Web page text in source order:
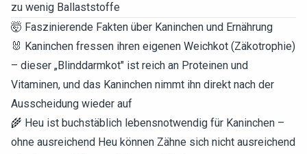
zu wenig Ballaststoffe
🤯 Faszinierende Fakten über Kaninchen und Ernährung
🐰 Kaninchen fressen ihren eigenen Weichkot (Zäkotrophie)
– dieser „Blinddarmkot" ist reich an Proteinen und
Vitaminen, und das Kaninchen nimmt ihn direkt nach der
Ausscheidung wieder auf
🌾 Heu ist buchstäblich lebensnotwendig für Kaninchen –
ohne ausreichend Heu können Zähne sich nicht ausreichend